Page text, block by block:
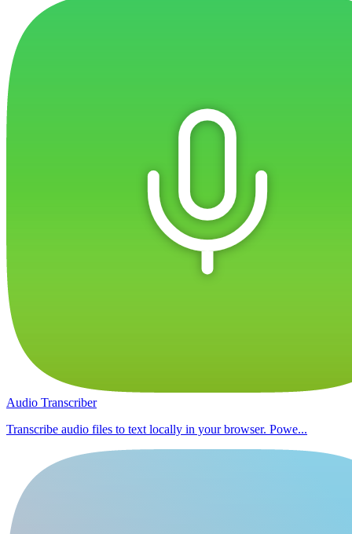
Audio Transcriber
Transcribe audio files to text locally in your browser. Powe...